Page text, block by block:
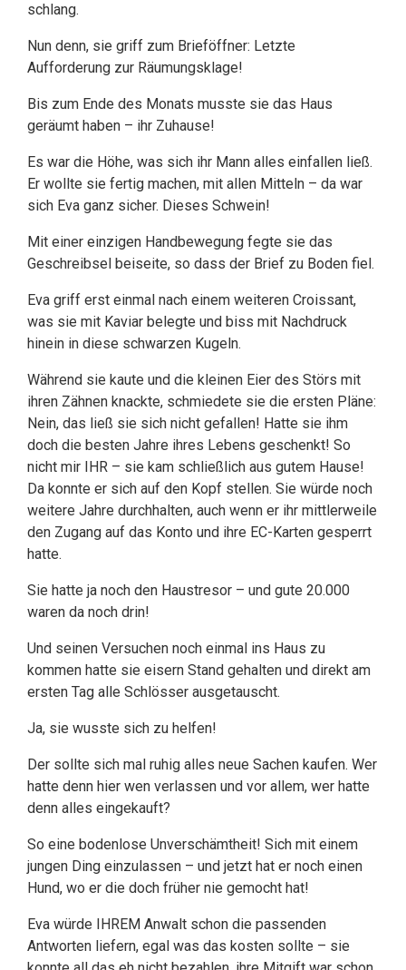
schlang.
Nun denn, sie griff zum Brieföffner: Letzte
Aufforderung zur Räumungsklage!
Bis zum Ende des Monats musste sie das Haus
geräumt haben – ihr Zuhause!
Es war die Höhe, was sich ihr Mann alles einfallen ließ.
Er wollte sie fertig machen, mit allen Mitteln – da war
sich Eva ganz sicher. Dieses Schwein!
Mit einer einzigen Handbewegung fegte sie das
Geschreibsel beiseite, so dass der Brief zu Boden fiel.
Eva griff erst einmal nach einem weiteren Croissant,
was sie mit Kaviar belegte und biss mit Nachdruck
hinein in diese schwarzen Kugeln.
Während sie kaute und die kleinen Eier des Störs mit
ihren Zähnen knackte, schmiedete sie die ersten Pläne:
Nein, das ließ sie sich nicht gefallen! Hatte sie ihm
doch die besten Jahre ihres Lebens geschenkt! So
nicht mir IHR – sie kam schließlich aus gutem Hause!
Da konnte er sich auf den Kopf stellen. Sie würde noch
weitere Jahre durchhalten, auch wenn er ihr mittlerweile
den Zugang auf das Konto und ihre EC-Karten gesperrt
hatte.
Sie hatte ja noch den Haustresor – und gute 20.000
waren da noch drin!
Und seinen Versuchen noch einmal ins Haus zu
kommen hatte sie eisern Stand gehalten und direkt am
ersten Tag alle Schlösser ausgetauscht.
Ja, sie wusste sich zu helfen!
Der sollte sich mal ruhig alles neue Sachen kaufen. Wer
hatte denn hier wen verlassen und vor allem, wer hatte
denn alles eingekauft?
So eine bodenlose Unverschämtheit! Sich mit einem
jungen Ding einzulassen – und jetzt hat er noch einen
Hund, wo er die doch früher nie gemocht hat!
Eva würde IHREM Anwalt schon die passenden
Antworten liefern, egal was das kosten sollte – sie